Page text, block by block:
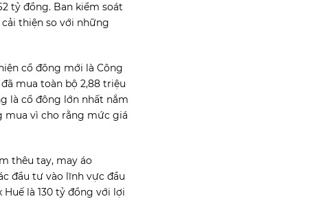
tỷ đồng. Ban kiểm soát
thiện so với những
cổ đông mới là Công
mua toàn bộ 2,88 triệu
là cổ đông lớn nhất nắm
mua vì cho rằng mức giá
thêu tay, may áo
đầu tư vào lĩnh vực đầu
là 130 tỷ đồng với lợi